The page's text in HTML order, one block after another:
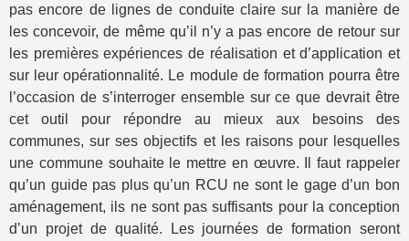
pas encore de lignes de conduite claire sur la manière de
les concevoir, de même qu’il n’y a pas encore de retour sur
les premières expériences de réalisation et d’application et
sur leur opérationnalité. Le module de formation pourra être
l’occasion de s’interroger ensemble sur ce que devrait être
cet outil pour répondre au mieux aux besoins des
communes, sur ses objectifs et les raisons pour lesquelles
une commune souhaite le mettre en œuvre. Il faut rappeler
qu’un guide pas plus qu’un RCU ne sont le gage d’un bon
aménagement, ils ne sont pas suffisants pour la conception
d’un projet de qualité. Les journées de formation seront